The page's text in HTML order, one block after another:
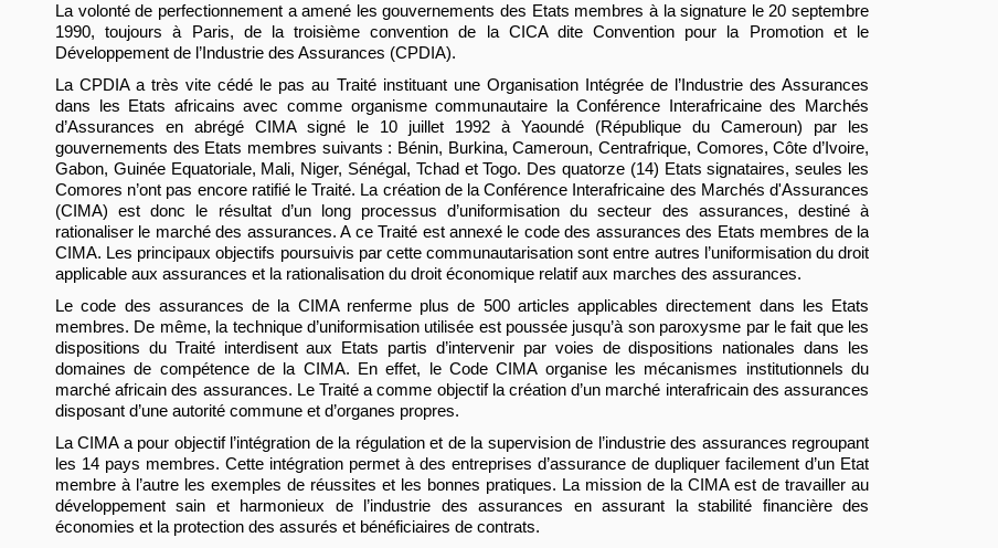
La volonté de perfectionnement a amené les gouvernements des Etats membres à la signature le 20 septembre
1990, toujours à Paris, de la troisième convention de la CICA dite Convention pour la Promotion et le
Développement de l’Industrie des Assurances (CPDIA).
La CPDIA a très vite cédé le pas au Traité instituant une Organisation Intégrée de l’Industrie des Assurances
dans les Etats africains avec comme organisme communautaire la Conférence Interafricaine des Marchés
d’Assurances en abrégé CIMA signé le 10 juillet 1992 à Yaoundé (République du Cameroun) par les
gouvernements des Etats membres suivants : Bénin, Burkina, Cameroun, Centrafrique, Comores, Côte d’Ivoire,
Gabon, Guinée Equatoriale, Mali, Niger, Sénégal, Tchad et Togo. Des quatorze (14) Etats signataires, seules les
Comores n’ont pas encore ratifié le Traité. La création de la Conférence Interafricaine des Marchés d'Assurances
(CIMA) est donc le résultat d’un long processus d’uniformisation du secteur des assurances, destiné à
rationaliser le marché des assurances. A ce Traité est annexé le code des assurances des Etats membres de la
CIMA. Les principaux objectifs poursuivis par cette communautarisation sont entre autres l’uniformisation du droit
applicable aux assurances et la rationalisation du droit économique relatif aux marches des assurances.
Le code des assurances de la CIMA renferme plus de 500 articles applicables directement dans les Etats
membres. De même, la technique d’uniformisation utilisée est poussée jusqu’à son paroxysme par le fait que les
dispositions du Traité interdisent aux Etats partis d’intervenir par voies de dispositions nationales dans les
domaines de compétence de la CIMA. En effet, le Code CIMA organise les mécanismes institutionnels du
marché africain des assurances. Le Traité a comme objectif la création d’un marché interafricain des assurances
disposant d’une autorité commune et d’organes propres.
La CIMA a pour objectif l’intégration de la régulation et de la supervision de l’industrie des assurances regroupant
les 14 pays membres. Cette intégration permet à des entreprises d’assurance de dupliquer facilement d’un Etat
membre à l’autre les exemples de réussites et les bonnes pratiques. La mission de la CIMA est de travailler au
développement sain et harmonieux de l’industrie des assurances en assurant la stabilité financière des
économies et la protection des assurés et bénéficiaires de contrats.